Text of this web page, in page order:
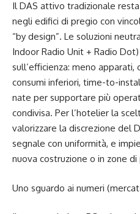
Il DAS attivo tradizionale
negli edifici di pregio con
“by design”. Le soluzioni
Indoor Radio Unit + Radio
sull’efficienza: meno
consumi inferiori, time-to-
nate per supportare più
condivisa. Per l’hotelier la
valorizzare la discrezione del
segnale con uniformità, e
nuova costruzione o in zone di
Uno sguardo ai numeri